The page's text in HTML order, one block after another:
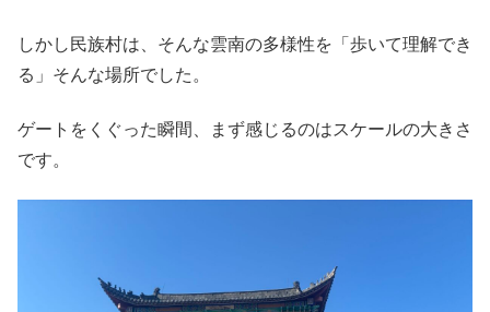
しかし民族村は、そんな雲南の多様性を「歩いて理解でき
る」そんな場所でした。
ゲートをくぐった瞬間、まず感じるのはスケールの大きさ
です。